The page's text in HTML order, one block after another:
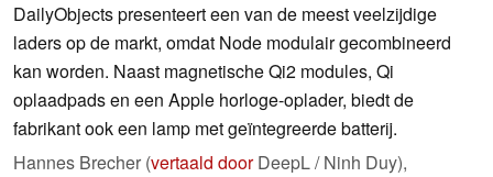
DailyObjects presenteert een van de meest veelzijdige
laders op de markt, omdat Node modulair gecombineerd
kan worden. Naast magnetische Qi2 modules, Qi
oplaadpads en een Apple horloge-oplader, biedt de
fabrikant ook een lamp met geïntegreerde batterij.
Hannes Brecher (vertaald doorDeepL / Ninh Duy),